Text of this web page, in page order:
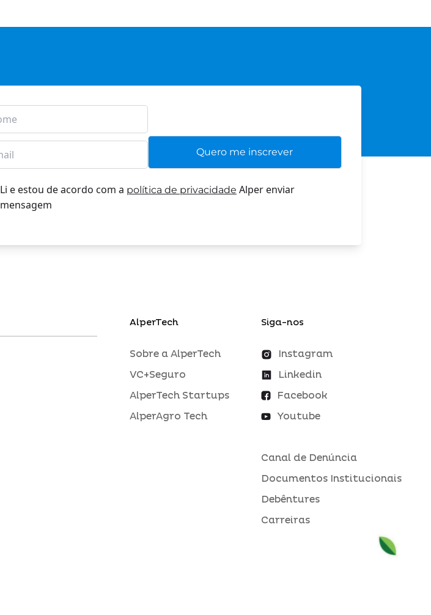
Li e estou de acordo com a política de privacidade Alper enviar
mensagem
AlperTech
Sobre a AlperTech
VC+Seguro
AlperTech Startups
AlperAgro Tech
Siga-nos
Instagram
Linkedin
Facebook
Youtube
Canal de Denúncia
Documentos Institucionais
Debêntures
Carreiras